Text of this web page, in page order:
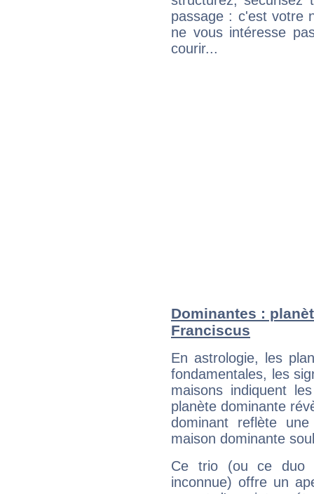
passage : c'est votre
ne vous intéresse
courir...
Dominantes :
Franciscus
En astrologie, les
fondamentales, les
maisons indiquent
planète dominante
dominant reflète
maison dominante
Ce trio (ou ce duo
inconnue) offre un